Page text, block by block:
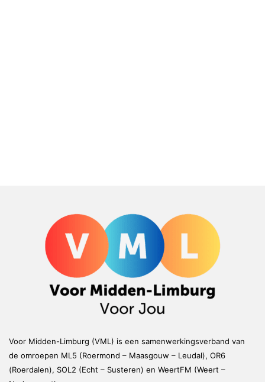
Voor Midden-Limburg (VML) is een samenwerkingsverband van
de omroepen ML5 (Roermond – Maasgouw – Leudal), OR6
(Roerdalen), SOL2 (Echt – Susteren) en WeertFM (Weert –